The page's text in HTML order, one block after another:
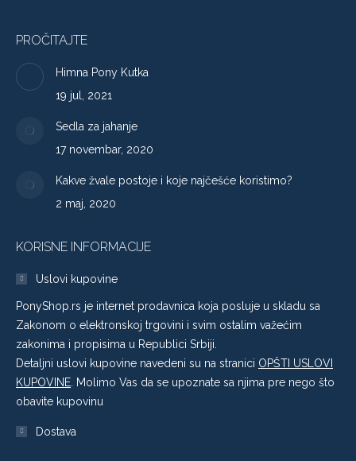
PROČITAJTE
Himna Pony Kutka
19 jul, 2021
Sedla za jahanje
17 novembar, 2020
Kakve žvale postoje i koje najčešće koristimo?
2 maj, 2020
KORISNE INFORMACIJE
Uslovi kupovine
PonyShop.rs je internet prodavnica koja posluje u skladu sa
Zakonom o elektronskoj trgovini i svim ostalim važećim
zakonima i propisima u Republici Srbiji.
Detaljni uslovi kupovine navedeni su na stranici OPŠTI USLOVI
KUPOVINE . Molimo Vas da se upoznate sa njima pre nego što
obavite kupovinu
Dostava